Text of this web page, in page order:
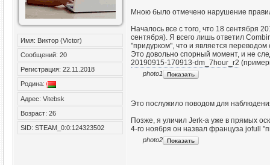
Имя: Виктор (Victor)
Сообщений: 20
Регистрация: 22.11.2018
Родина:
Адрес: Vitebsk
Возраст: 26
SID: STEAM_0:0:124323502
Мною было отмечено нарушение
Началось все с того, что 18 сентября
сентября). Я всего лишь ответил
"придурком", что и является переводом
Это довольно спорный момент, и не
20190915-170913-dm_7hour_r2
photo1
Это послужило поводом для
Позже, я уличил Jerk-а уже в прямых
4-го ноября он назвал француза jofull
photo2